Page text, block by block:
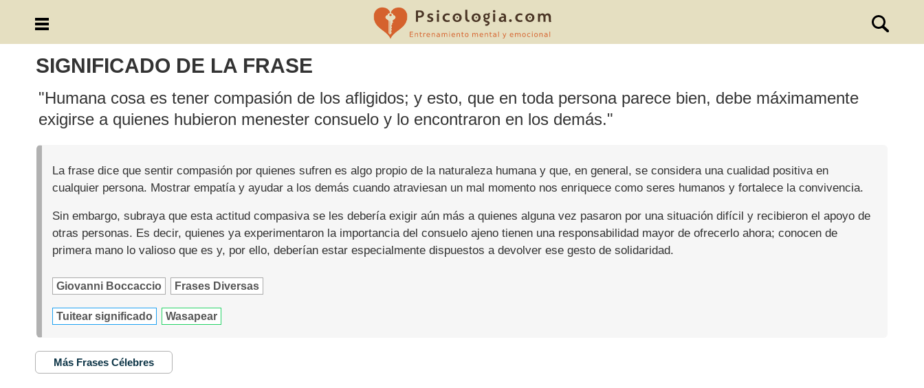
SIGNIFICADO DE LA FRASE
"Humana cosa es tener compasión de los afligidos; y esto, que en toda persona parece bien, debe máximamente
exigirse a quienes hubieron menester consuelo y lo encontraron en los demás."
La frase dice que sentir compasión por quienes sufren es algo propio de la naturaleza humana y que, en general, se considera una cualidad positiva en
cualquier persona. Mostrar empatía y ayudar a los demás cuando atraviesan un mal momento nos enriquece como seres humanos y fortalece la convivencia.
Sin embargo, subraya que esta actitud compasiva se les debería exigir aún más a quienes alguna vez pasaron por una situación difícil y recibieron el apoyo de
otras personas. Es decir, quienes ya experimentaron la importancia del consuelo ajeno tienen una responsabilidad mayor de ofrecerlo ahora; conocen de
primera mano lo valioso que es y, por ello, deberían estar especialmente dispuestos a devolver ese gesto de solidaridad.
Giovanni Boccaccio Frases Diversas
Tuitear significado Wasapear
Más Frases Célebres